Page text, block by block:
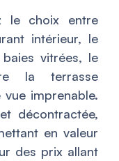
le choix entre
intérieur, le
baies vitrées, le
la terrasse
imprenable.
décontractée,
en valeur
des prix allant